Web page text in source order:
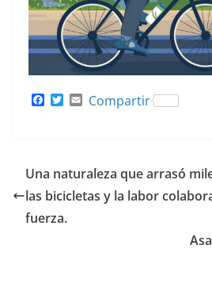
o
k
T
r
Compartir
Una naturaleza que arrasó
las bicicletas y la labor
fuerza.